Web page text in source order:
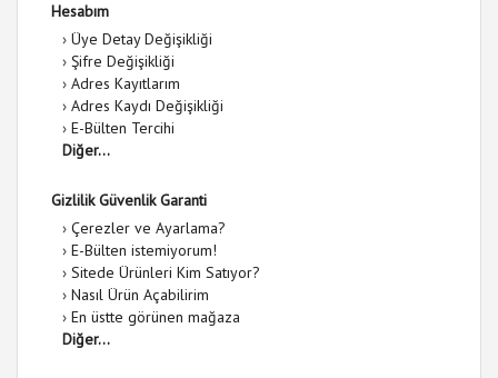
Hesabım
› Üye Detay Değişikliği
› Şifre Değişikliği
› Adres Kayıtlarım
› Adres Kaydı Değişikliği
› E-Bülten Tercihi
Diğer...
Gizlilik Güvenlik Garanti
› Çerezler ve Ayarlama?
› E-Bülten istemiyorum!
› Sitede Ürünleri Kim Satıyor?
› Nasıl Ürün Açabilirim
› En üstte görünen mağaza
Diğer...